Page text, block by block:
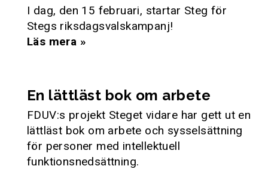
I dag, den 15 februari, startar Steg för
Stegs riksdagsvalskampanj!
Läs mera »
En lättläst bok om arbete
FDUV:s projekt Steget vidare har gett ut en
lättläst bok om arbete och sysselsättning
för personer med intellektuell
funktionsnedsättning.